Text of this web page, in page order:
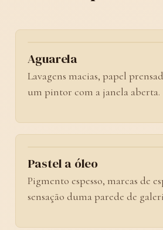
Aguarela
Lavagens macias, papel
um pintor com a janela aberta.
Pastel a óleo
Pigmento espesso, marcas de
sensação duma parede de